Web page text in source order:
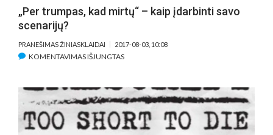
„Per trumpas, kad mirtų“ – kaip įdarbinti savo
scenarijų?
PRANEŠIMAS ŽINIASKLAIDAI 2017-08-03, 10:08
KOMENTAVIMAS IŠJUNGTASĮRAŠE
MIRTŲ“
–
KAIP